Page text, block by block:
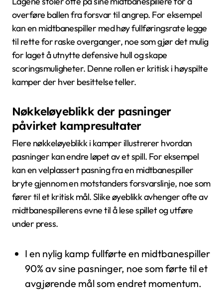
overføre ballen fra forsvar til angrep. For eksempel
kan en midtbanespiller med høy fullføringsrate legge
til rette for raske overganger, noe som gjør det mulig
for laget å utnytte defensive hull og skape
scoringsmuligheter. Denne rollen er kritisk i høyspilte
kamper der hver besittelse teller.
Nøkkeløyeblikk der pasninger
påvirket kampresultater
Flere nøkkeløyeblikk i kamper illustrerer hvordan
pasninger kan endre løpet av et spill. For eksempel
kan en velplassert pasning fra en midtbanespiller
bryte gjennom en motstanders forsvarslinje, noe som
fører til et kritisk mål. Slike øyeblikk avhenger ofte av
midtbanespillerens evne til å lese spillet og utføre
under press.
I en nylig kamp fullførte en midtbanespiller
90% av sine pasninger, noe som førte til et
avgjørende mål som endret momentum.